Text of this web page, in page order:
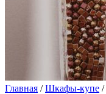
Главная /Шкафы-купе /